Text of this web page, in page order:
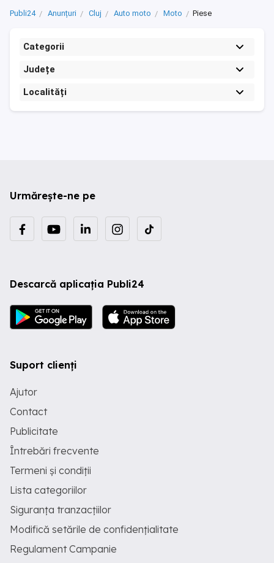
Publi24 Anunțuri Cluj Auto moto Moto Piese
Categorii
Județe
Localități
Urmărește-ne pe
Descarcă aplicația Publi24
Suport clienți
Ajutor
Contact
Publicitate
Întrebări frecvente
Termeni și condiții
Lista categoriilor
Siguranța tranzacțiilor
Modifică setările de confidențialitate
Regulament Campanie